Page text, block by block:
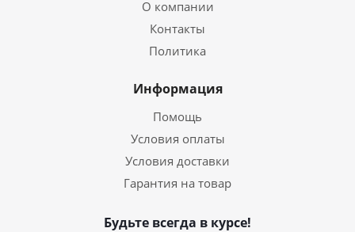
О компании
Контакты
Политика
Информация
Помощь
Условия оплаты
Условия доставки
Гарантия на товар
Будьте всегда в курсе!